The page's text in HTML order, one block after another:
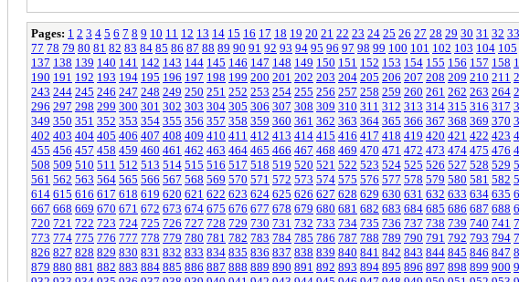
Pages: 1 2 3 4 5 6 7 8 9 10 11 12 13 14 15 16 17 18 19 20 21 22 23 24 25 26 27 28 29 30 31 32 33
77 78 79 80 81 82 83 84 85 86 87 88 89 90 91 92 93 94 95 96 97 98 99 100 101 102 103 104 105
137 138 139 140 141 142 143 144 145 146 147 148 149 150 151 152 153 154 155 156 157 158
190 191 192 193 194 195 196 197 198 199 200 201 202 203 204 205 206 207 208 209 210 211
243 244 245 246 247 248 249 250 251 252 253 254 255 256 257 258 259 260 261 262 263 264
296 297 298 299 300 301 302 303 304 305 306 307 308 309 310 311 312 313 314 315 316 317
349 350 351 352 353 354 355 356 357 358 359 360 361 362 363 364 365 366 367 368 369 370
402 403 404 405 406 407 408 409 410 411 412 413 414 415 416 417 418 419 420 421 422 423
455 456 457 458 459 460 461 462 463 464 465 466 467 468 469 470 471 472 473 474 475 476
508 509 510 511 512 513 514 515 516 517 518 519 520 521 522 523 524 525 526 527 528 529
561 562 563 564 565 566 567 568 569 570 571 572 573 574 575 576 577 578 579 580 581 582
614 615 616 617 618 619 620 621 622 623 624 625 626 627 628 629 630 631 632 633 634 635
667 668 669 670 671 672 673 674 675 676 677 678 679 680 681 682 683 684 685 686 687 688
720 721 722 723 724 725 726 727 728 729 730 731 732 733 734 735 736 737 738 739 740 741
773 774 775 776 777 778 779 780 781 782 783 784 785 786 787 788 789 790 791 792 793 794
826 827 828 829 830 831 832 833 834 835 836 837 838 839 840 841 842 843 844 845 846 847
879 880 881 882 883 884 885 886 887 888 889 890 891 892 893 894 895 896 897 898 899 900